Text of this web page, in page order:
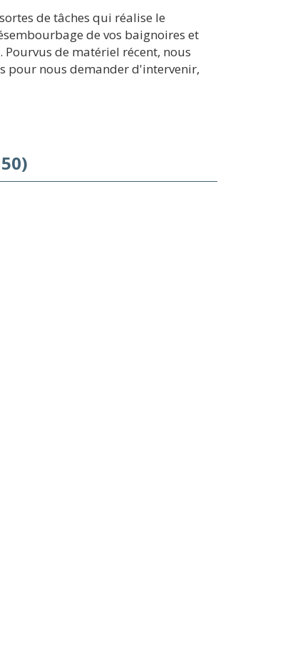
de tâches qui réalise le
de vos baignoires et
de matériel récent, nous
pour nous demander d'intervenir,